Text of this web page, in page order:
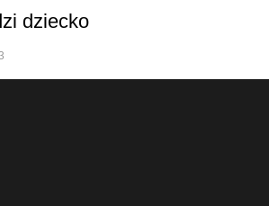
dziecko